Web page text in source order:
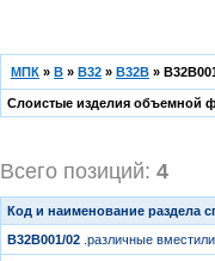
МПК » B » B32 » B32B »
Слоистые изделия объемной
Всего позиций: 4
Код и наименование раздела
B32B001/02 .различные